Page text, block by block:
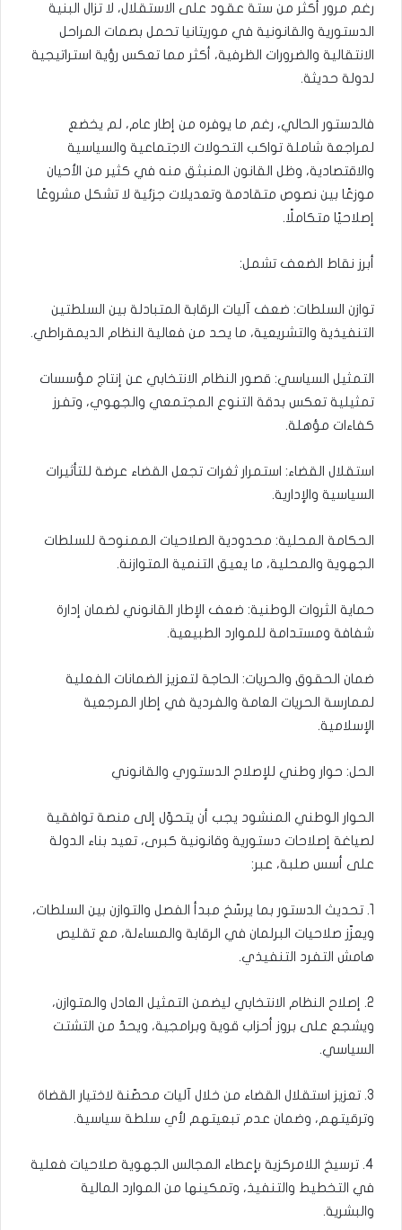
رغم مرور أكثر من ستة عقود على الاستقلال، لا تزال البنية
الدستورية والقانونية في موريتانيا تحمل بصمات المراحل
الانتقالية والضرورات الظرفية، أكثر مما تعكس رؤية استراتيجية
لدولة حديثة.
فالدستور الحالي، رغم ما يوفره من إطار عام، لم يخضع
لمراجعة شاملة تواكب التحولات الاجتماعية والسياسية
والاقتصادية، وظل القانون المنبثق منه في كثير من الأحيان
موزعًا بين نصوص متقادمة وتعديلات جزئية لا تشكل مشروعًا
إصلاحيًا متكاملًا.
أبرز نقاط الضعف تشمل:
توازن السلطات: ضعف آليات الرقابة المتبادلة بين السلطتين
التنفيذية والتشريعية، ما يحد من فعالية النظام الديمقراطي.
التمثيل السياسي: قصور النظام الانتخابي عن إنتاج مؤسسات
تمثيلية تعكس بدقة التنوع المجتمعي والجهوي، وتفرز
كفاءات مؤهلة.
استقلال القضاء: استمرار ثغرات تجعل القضاء عرضة للتأثيرات
السياسية والإدارية.
الحكامة المحلية: محدودية الصلاحيات الممنوحة للسلطات
الجهوية والمحلية، ما يعيق التنمية المتوازنة.
حماية الثروات الوطنية: ضعف الإطار القانوني لضمان إدارة
شفافة ومستدامة للموارد الطبيعية.
ضمان الحقوق والحريات: الحاجة لتعزيز الضمانات الفعلية
لممارسة الحريات العامة والفردية في إطار المرجعية
الإسلامية.
الحل: حوار وطني للإصلاح الدستوري والقانوني
الحوار الوطني المنشود يجب أن يتحوّل إلى منصة توافقية
لصياغة إصلاحات دستورية وقانونية كبرى، تعيد بناء الدولة
على أسس صلبة، عبر:
1. تحديث الدستور بما يرسّخ مبدأ الفصل والتوازن بين السلطات،
ويعزّز صلاحيات البرلمان في الرقابة والمساءلة، مع تقليص
هامش التفرد التنفيذي.
2. إصلاح النظام الانتخابي ليضمن التمثيل العادل والمتوازن،
ويشجع على بروز أحزاب قوية وبرامجية، ويحدّ من التشتت
السياسي.
3. تعزيز استقلال القضاء من خلال آليات محصّنة لاختيار القضاة
وترقيتهم، وضمان عدم تبعيتهم لأي سلطة سياسية.
4. ترسيخ اللامركزية بإعطاء المجالس الجهوية صلاحيات فعلية
في التخطيط والتنفيذ، وتمكينها من الموارد المالية
والبشرية.